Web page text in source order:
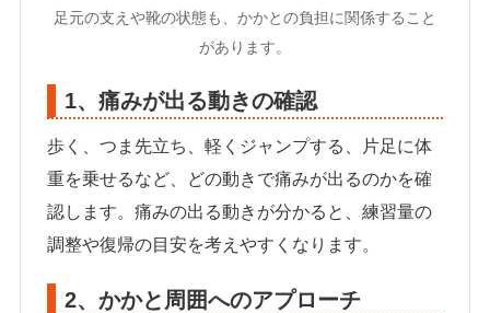
足元の支えや靴の状態も、かかとの負担に関係すること
があります。
1、痛みが出る動きの確認
歩く、つま先立ち、軽くジャンプする、片足に体
重を乗せるなど、どの動きで痛みが出るのかを確
認します。痛みの出る動きが分かると、練習量の
調整や復帰の目安を考えやすくなります。
2、かかと周囲へのアプローチ